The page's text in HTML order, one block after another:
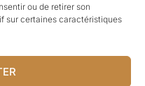
ou de retirer son
sur certaines caractéristiques
Culture
Sport